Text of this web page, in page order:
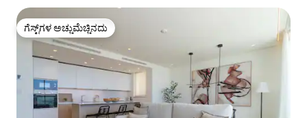
ಗೆಸ್ಟ್‌ಗಳ ಅಚ್ಚುಮೆಚ್ಚಿನದು
ಗೆಸ್ಟ್‌ಗಳ ಅಚ್ಚುಮೆಚ್ಚಿನದು